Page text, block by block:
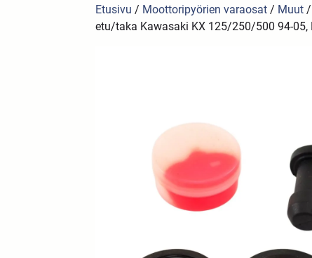
Etusivu / Moottoripyörien varaosat / Muut
etu/taka Kawasaki KX 125/250/500 94-05,